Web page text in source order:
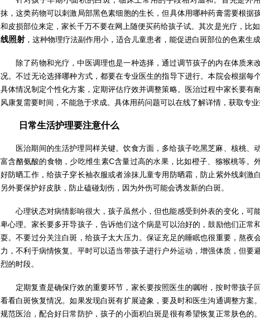
抹，这类药物可以刺激局部黑色素细胞的生长，但具体用哪种药膏需要根据
和皮损部位来定，家长千万不要在网上随便买药给孩子试。其次是光疗，比如
线照射 ，这种物理疗法副作用小，适合儿童患者，能促进白斑部位的色素生
除了药物和光疗，中医调理也是一种选择，通过调节孩子的内在体质来
况。不过无论选择哪种方式，都要在专业医生的指导下进行。本院会根据每
具体情况制定个性化方案，定期评估疗效并调整策略。医治过程中家长要有
风康复需要时间，不能急于求成。具体用药问题可以在线了解详情，获取专
日常生活护理要注意什么
医治期间的生活护理同样关键。饮食方面，多给孩子吃黑芝麻、核桃、
富含酪氨酸的食物，少吃维生素C含量过高的水果，比如橙子、猕猴桃等。
好防晒工作，给孩子穿长袖衣服或者涂抹儿童专用防晒霜，防止紫外线刺激
另外要保护好皮肤，防止磕碰划伤，因为外伤可能会诱发新的白斑。
心理状态对病情影响很大，孩子虽然小，但也能感受到外表的变化，可
卑心理。家长要多开导孩子，告诉他们这个病是可以治好的，鼓励他们正常
耍。不要过分关注白斑，给孩子太大压力。保证充足的睡眠也很重要，熬夜
力，不利于病情恢复。平时可以适当带孩子进行户外运动，增强体质，但要
烈的时段。
定期复查是确保疗效的重要环节，家长要按照医生的嘱咐，按时带孩子
看看白斑恢复情况。如果发现白斑有扩展迹象，要及时和医生沟通调整方案
规范医治，配合好日常防护，孩子的小面积白斑是很有希望恢复正常肤色的